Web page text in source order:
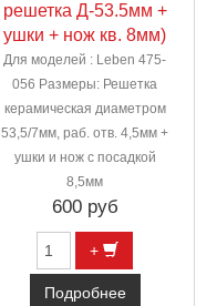
решетка Д-53.5мм +
ушки + нож кв. 8мм)
Для моделей : Leben 475-
056 Размеры: Решетка
керамическая диаметром
53,5/7мм, раб. отв. 4,5мм +
ушки и нож с посадкой
8,5мм
600 руб
+
Подробнее